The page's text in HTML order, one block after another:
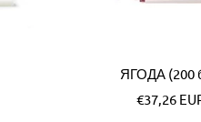
ЯГОДА (200
€37,26